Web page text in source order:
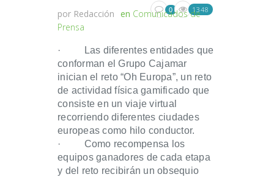
por Redacción en Comunicados de
Prensa
0 1348
· Las diferentes entidades que
conforman el Grupo Cajamar
inician el reto “Oh Europa”, un reto
de actividad física gamificado que
consiste en un viaje virtual
recorriendo diferentes ciudades
europeas como hilo conductor.
· Como recompensa los
equipos ganadores de cada etapa
y del reto recibirán un obsequio